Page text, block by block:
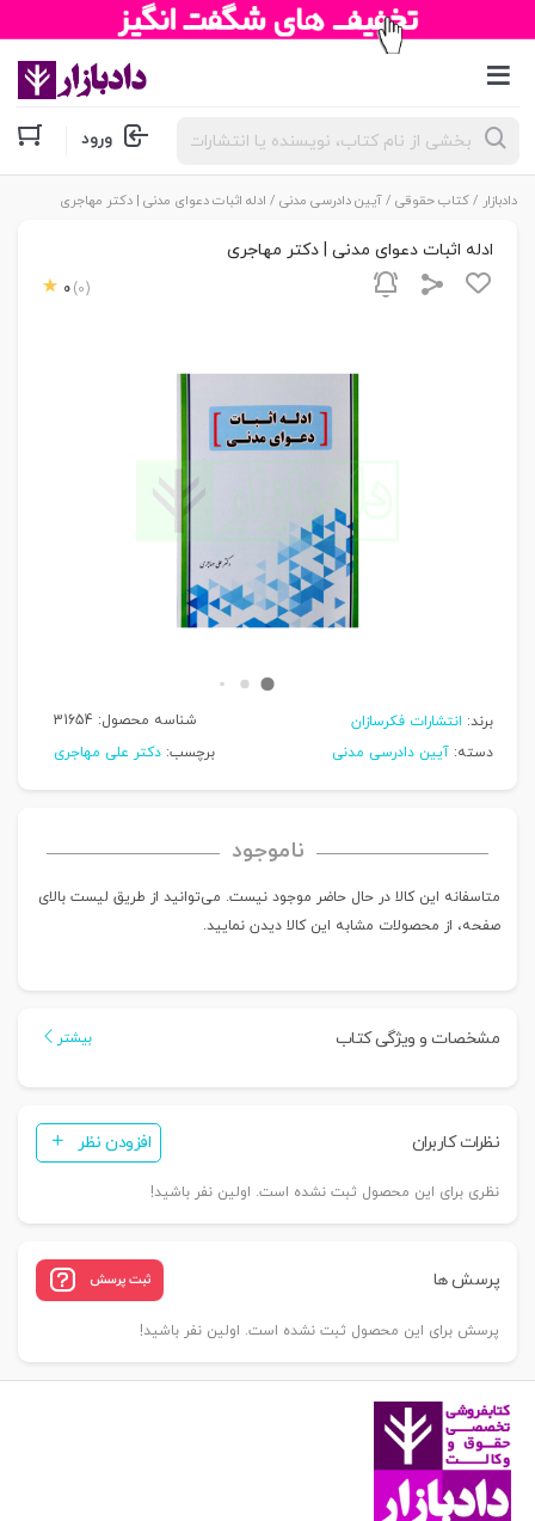
جستجوی
محصولات ورود
دادبازار /کتاب حقوقی /آیین دادرسی مدنی / ادله اثبات دعوای مدنی | دکتر مهاجری
ادله اثبات دعوای مدنی | دکتر مهاجری
0 (0)
برند: انتشارات فکرسازان شناسه محصول: 31654
دسته: آیین دادرسی مدنی برچسب: دکتر علی مهاجری
ناموجود
متاسفانه این کالا در حال حاضر موجود نیست. می‌توانید از طریق لیست بالای
صفحه، از محصولات مشابه این کالا دیدن نمایید.
مشخصات و ویژگی کتاب بیشتر
نظرات کاربران افزودن نظر
نظری برای این محصول ثبت نشده است. اولین نفر باشید!
پرسش ها ثبت پرسش
پرسش برای این محصول ثبت نشده است. اولین نفر باشید!